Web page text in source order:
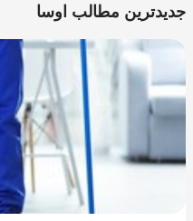
جدیدترین مطالب اوسا